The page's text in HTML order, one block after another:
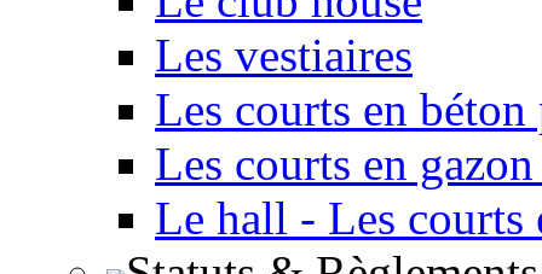
Les vestiaires
Les courts en
Les courts en
Le hall - Les courts